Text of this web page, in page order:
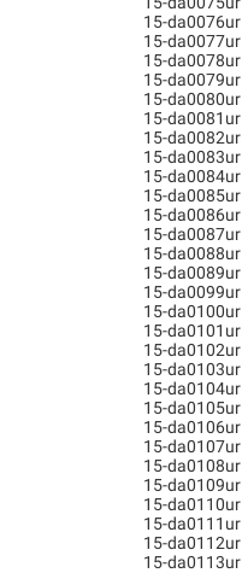
15-da0076ur
15-da0077ur
15-da0078ur
15-da0079ur
15-da0080ur
15-da0081ur
15-da0082ur
15-da0083ur
15-da0084ur
15-da0085ur
15-da0086ur
15-da0087ur
15-da0088ur
15-da0089ur
15-da0099ur
15-da0100ur
15-da0101ur
15-da0102ur
15-da0103ur
15-da0104ur
15-da0105ur
15-da0106ur
15-da0107ur
15-da0108ur
15-da0109ur
15-da0110ur
15-da0111ur
15-da0112ur
15-da0113ur